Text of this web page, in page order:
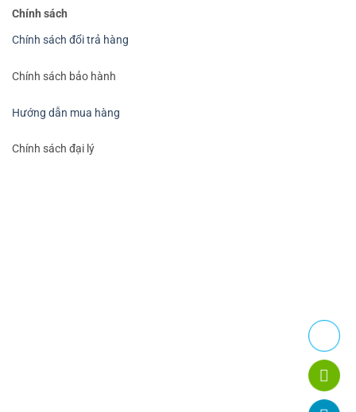
Chính sách
Chính sách đổi trả hàng
Chính sách bảo hành
Hướng dẫn mua hàng
Chính sách đại lý